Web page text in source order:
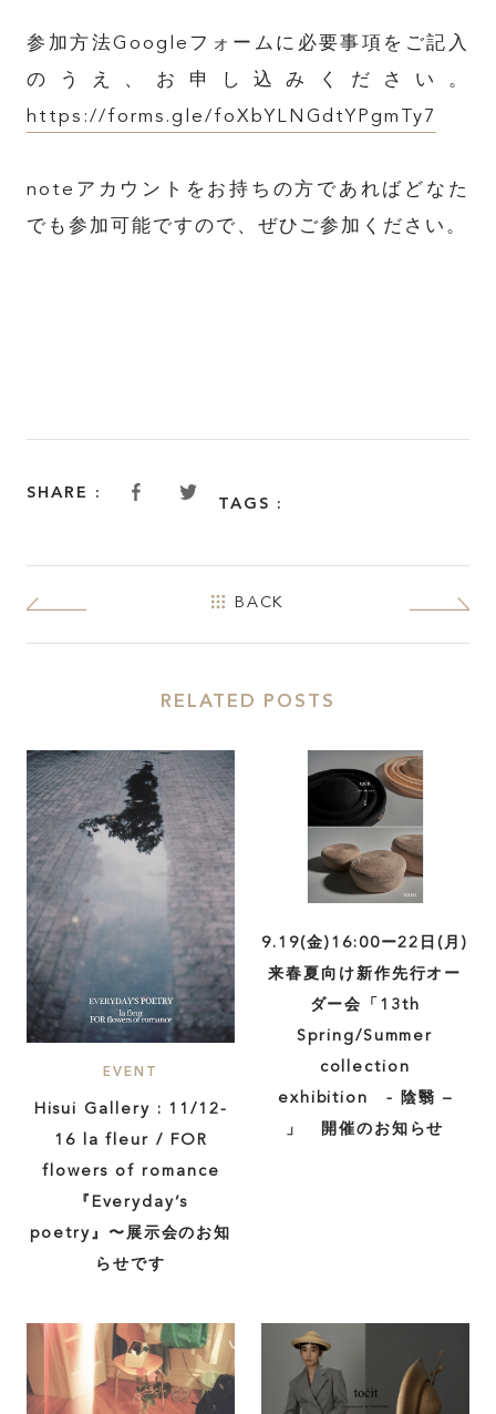
ABOUT
参加方法Googleフォームに必要事項をご記入
のうえ、お申し込みください。
https://forms.gle/foXbYLNGdtYPgmTy7
noteアカウントをお持ちの方であればどなた
でも参加可能ですので、ぜひご参加ください。
SHARE :
TAGS :
BACK
RELATED POSTS
EVENT
Hisui Gallery : 11/12-
16 la fleur / FOR
flowers of romance
『Everyday’s
poetry』〜展示会のお知
らせです
9.19(金)16:00ー22日(月)
来春夏向け新作先行オー
ダー会「13th
Spring/Summer
collection
exhibition - 陰翳 –
」 開催のお知らせ